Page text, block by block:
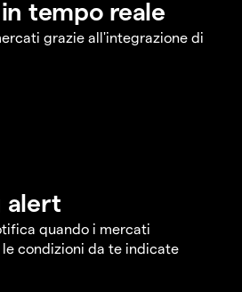
tempo reale
grazie all'integrazione di
alert
quando i mercati
condizioni da te indicate